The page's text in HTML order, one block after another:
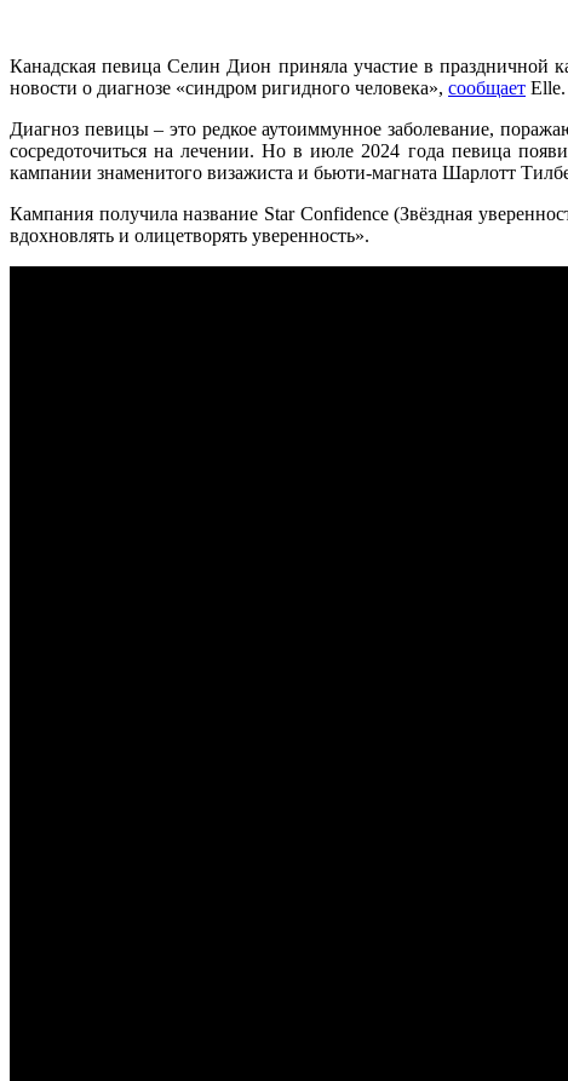
Канадская певица Селин Дион приняла участие в праздничной
новости о диагнозе «синдром ригидного человека», сообщает Elle.
Диагноз певицы – это редкое аутоиммунное заболевание,
сосредоточиться на лечении. Но в июле 2024 года певица
кампании знаменитого визажиста и бьюти-магната Шарлотт
Кампания получила название Star Confidence (Звёздная
вдохновлять и олицетворять уверенность».